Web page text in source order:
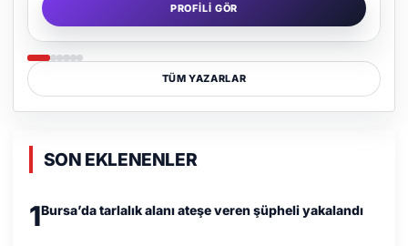
PROFILI GÖR
TÜM YAZARLAR
SON EKLENENLER
1Bursa’da tarlalık alanı ateşe veren şüpheli yakalandı